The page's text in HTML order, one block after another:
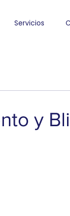
Servicios
y